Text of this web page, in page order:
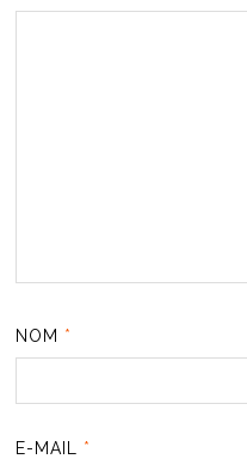
NOM *
E-MAIL *